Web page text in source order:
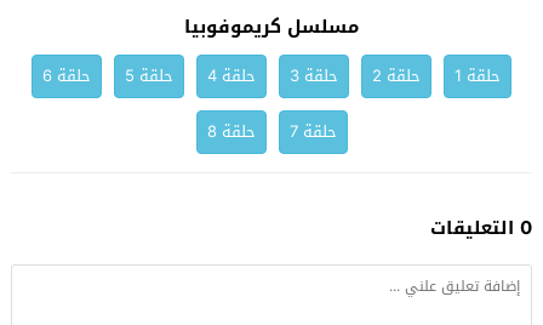
مسلسل كريموفوبيا
حلقة 1 حلقة 2 حلقة 3 حلقة 4 حلقة 5
حلقة 6
حلقة 7
حلقة 8
0 التعليقات